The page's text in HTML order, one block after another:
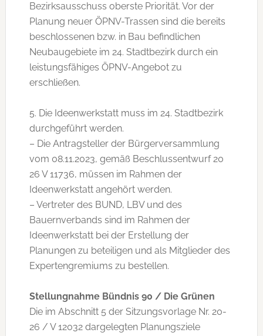
Bezirksausschuss oberste Priorität. Vor der
Planung neuer ÖPNV-Trassen sind die bereits
beschlossenen bzw. in Bau befindlichen
Neubaugebiete im 24. Stadtbezirk durch ein
leistungsfähiges ÖPNV-Angebot zu
erschließen.
5. Die Ideenwerkstatt muss im 24. Stadtbezirk
durchgeführt werden.
– Die Antragsteller der Bürgerversammlung
vom 08.11.2023, gemäß Beschlussentwurf 20
26 V 11736, müssen im Rahmen der
Ideenwerkstatt angehört werden.
– Vertreter des BUND, LBV und des
Bauernverbands sind im Rahmen der
Ideenwerkstatt bei der Erstellung der
Planungen zu beteiligen und als Mitglieder des
Expertengremiums zu bestellen.
Stellungnahme Bündnis 90 / Die Grünen
Die im Abschnitt 5 der Sitzungsvorlage Nr. 20-
26 / V 12032 dargelegten Planungsziele